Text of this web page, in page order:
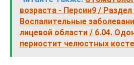
возраста - Персин9 / Раздел
Воспалительные
лицевой области / 6.04.
периостит челюстных